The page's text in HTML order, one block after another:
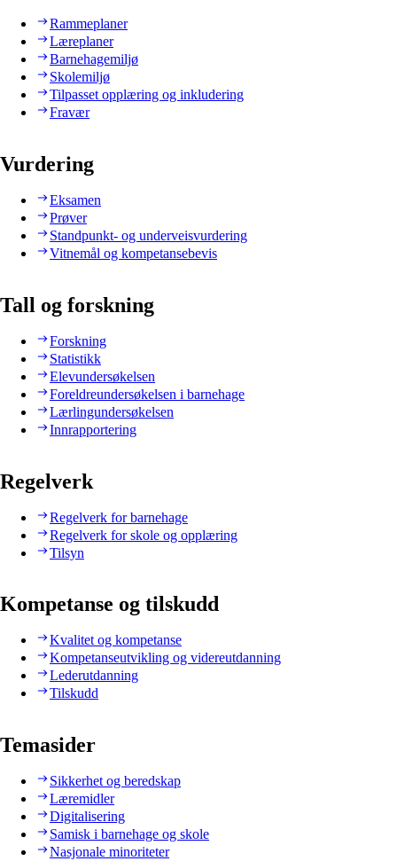
Rammeplaner
Læreplaner
Barnehagemiljø
Skolemiljø
Tilpasset opplæring og inkludering
Fravær
Vurdering
Eksamen
Prøver
Standpunkt- og underveisvurdering
Vitnemål og kompetansebevis
Tall og forskning
Forskning
Statistikk
Elevundersøkelsen
Foreldreundersøkelsen i barnehage
Lærlingundersøkelsen
Innrapportering
Regelverk
Regelverk for barnehage
Regelverk for skole og opplæring
Tilsyn
Kompetanse og tilskudd
Kvalitet og kompetanse
Kompetanseutvikling og videreutdanning
Lederutdanning
Tilskudd
Temasider
Sikkerhet og beredskap
Læremidler
Digitalisering
Samisk i barnehage og skole
Nasjonale minoriteter